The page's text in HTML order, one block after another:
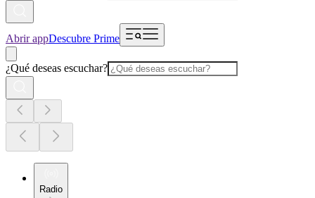
Abrir appDescubre Prime
¿Qué deseas escuchar?
Radio